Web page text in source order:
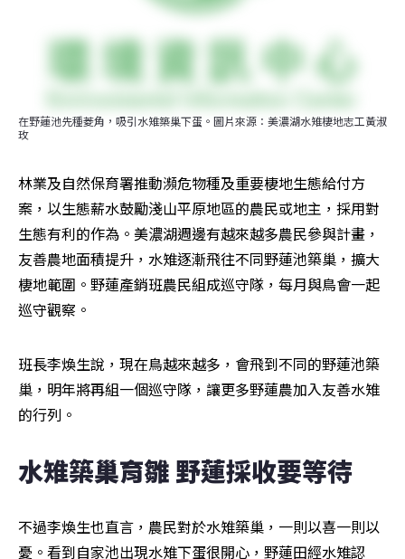
在野蓮池先種菱角，吸引水雉築巢下蛋。圖片來源：美濃湖水雉棲地志工黃淑
玫
林業及自然保育署推動瀕危物種及重要棲地生態給付方
案，以生態薪水鼓勵淺山平原地區的農民或地主，採用對
生態有利的作為。美濃湖週邊有越來越多農民參與計畫，
友善農地面積提升，水雉逐漸飛往不同野蓮池築巢，擴大
棲地範圍。野蓮產銷班農民組成巡守隊，每月與鳥會一起
巡守觀察。
班長李煥生說，現在鳥越來越多，會飛到不同的野蓮池築
巢，明年將再組一個巡守隊，讓更多野蓮農加入友善水雉
的行列。
水雉築巢育雛 野蓮採收要等待
不過李煥生也直言，農民對於水雉築巢，一則以喜一則以
憂。看到自家池出現水雉下蛋很開心，野蓮田經水雉認